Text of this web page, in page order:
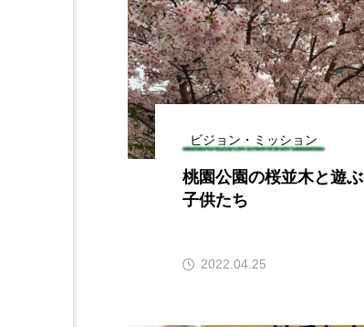
ビジョン・ミッション
桃園公園の桜並木と遊ぶ
子供たち
2022.04.25